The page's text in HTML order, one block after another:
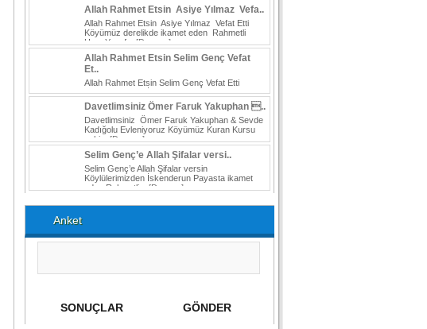
Allah Rahmet Etsin Asiye Yılmaz Vefa..
Allah Rahmet Etsin Asiye Yılmaz Vefat Etti
Köyümüz derelikde ikamet eden Rahmetli
Hacı Yusuf... [Devamı]
Allah Rahmet Etsin Selim Genç Vefat
Et..
Allah Rahmet Etsin Selim Genç Vefat Etti
Köylülerimizden İskenderun Payasta ikamet
eden Rahmetli...[Devamı]
Davetlimsiniz Ömer Faruk Yakuphan ..
Davetlimsiniz Ömer Faruk Yakuphan & Sevde
Kadığolu Evleniyoruz Köyümüz Kuran Kursu
eski... [Devamı]
Selim Genç’e Allah Şifalar versi..
Selim Genç’e Allah Şifalar versin
Köylülerimizden İskenderun Payasta ikamet
eden Rahmetli... [Devamı]
Anket